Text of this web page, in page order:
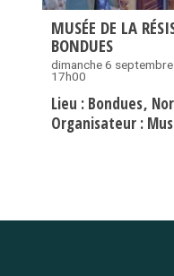
MUSÉE DE LA
BONDUES
dimanche 6
17h00
Lieu : Bondues
Organisateur :